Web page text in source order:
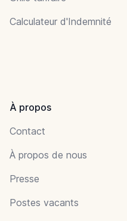
Calculateur d'Indemnité
À propos
Contact
À propos de nous
Presse
Postes vacants